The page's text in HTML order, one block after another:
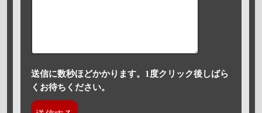
送信に数秒ほどかかります。1度クリック後しばら
くお待ちください。